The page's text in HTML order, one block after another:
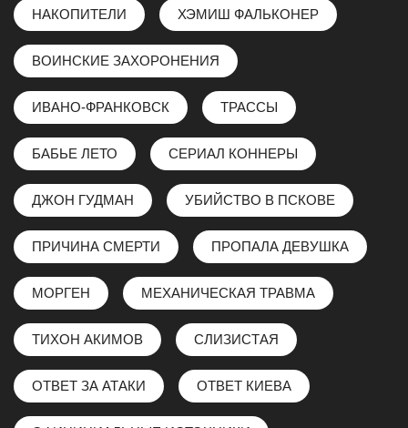
НАКОПИТЕЛИ ХЭМИШ ФАЛЬКОНЕР
ВОИНСКИЕ ЗАХОРОНЕНИЯ
ИВАНО-ФРАНКОВСК ТРАССЫ
БАБЬЕ ЛЕТО СЕРИАЛ КОННЕРЫ
ДЖОН ГУДМАН УБИЙСТВО В ПСКОВЕ
ПРИЧИНА СМЕРТИ ПРОПАЛА ДЕВУШКА
МОРГЕН МЕХАНИЧЕСКАЯ ТРАВМА
ТИХОН АКИМОВ СЛИЗИСТАЯ
ОТВЕТ ЗА АТАКИ ОТВЕТ КИЕВА